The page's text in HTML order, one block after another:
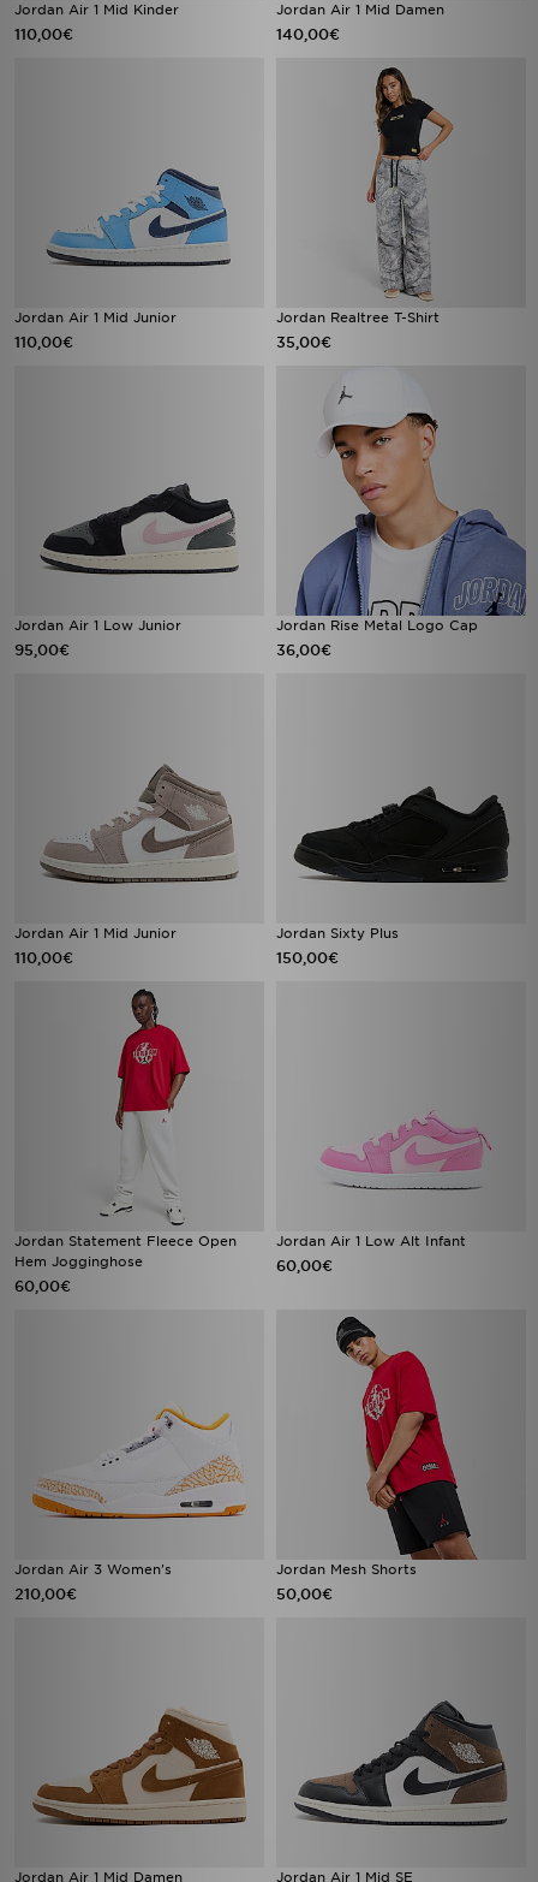
Jordan Air 1 Mid Kinder
110,00€
Jordan Air 1 Mid Damen
140,00€
Jordan Air 1 Mid Junior
110,00€
Jordan Realtree T-Shirt
35,00€
Jordan Air 1 Low Junior
95,00€
Jordan Rise Metal Logo Cap
36,00€
Jordan Air 1 Mid Junior
110,00€
Jordan Sixty Plus
150,00€
Jordan Statement Fleece Open
Hem Jogginghose
60,00€
Jordan Air 1 Low Alt Infant
60,00€
Jordan Air 3 Women's
210,00€
Jordan Mesh Shorts
50,00€
Jordan Air 1 Mid Damen Jordan Air 1 Mid SE